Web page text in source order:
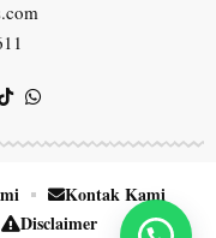
Kontak Kami
Disclaimer